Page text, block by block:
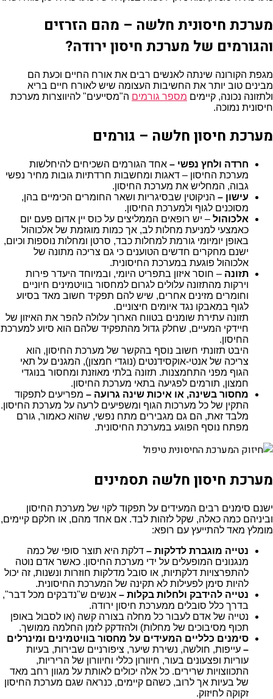
מערכת חיסונית חלשה – מהם הזרזים
והגורמים של מערכת חיסון ירודה?
מגפת הקורונה שינתה לאנשים רבים את אורח החיים וכעת הם
מבינים טוב יותר את החשיבות העצומה שיש לאורח חיים בריא
ולתזונה נכונה, קיימים מספר גורמים ה"מסייעים" להיווצרות מערכת
חיסונית נמוכה.
מערכת חיסון חלשה – גורמים
חרדה ולחץ נפשי – אחד הגורמים השכיחים להיחלשות
מערכת החיסון – דאגות ומחשבות חרדתיות גובות מחיר נפשי
גבוה, המחליש את מערכת החיסון.
עישון – הניקוטין שבסיגריות ושאר החומרים הכימיים בהן,
מסוכנים לגוף ולמערכת החיסון.
אלכוהול – יש רופאים הממליצים על כוס יין אדום פעם יום
כאמצעי למניעת מחלות לב, אך כמות מוגזמת של אלכוהול
באופן יומיומי גורמת למחלות כבד, סרטן ומחלות נוספות וכיום,
ישנם מחקרים חדשים הטוענים כי גם צריכה מתונה של
אלכוהול פוגעת במערכת החיסונית.
תזונה – חוסר איזון בתפריט היומי, ובמיוחד היעדר פירות
וירקות מהתזונה עלולים לגרום למחסור בוויטמינים חיוניים
וחומרים מזינים אחרים, שיש להם תפקיד חשוב מאד בסיוע
לגוף במאבקו נגד איומים חיצוניים.
תזונה עתירת שומנים בטווח הארוך עלולה להפר את האיזון של
חיידקי המעיים, שחלק גדול מהתפקיד שלהם הוא סיוע למערכת
החיסון.
היבט תזונתי חשוב נוסף בהקשר של מערכת החיסון, הוא
צריכה של אנטי-אוקסידנטים (נוגדי חמצון), המגנים על תאי
הגוף מפני התחמצנות. תזונה בלתי מאוזנת ומחסור בנוגדי
חמצון, תורמים לפגיעה בתאי מערכת החיסון.
מחסור בשינה, או איכות שינה גרועה – מפריעים לתפקוד
התקין של כל מערכות הגוף ומשפיעים לרעה על מערכת החיסון.
מלבד זאת, הם גם מגבירים מתח נפשי, שהוא כאמור, גורם
מפתח נוסף הפוגע במערכת החיסונית.
מערכת חיסון חלשה תסמינים
ישנם סימנים רבים המעידים על תפקוד לקוי של מערכת החיסון
וביניהם כמה כאלה, שקל לזהות לבד. אם אחד מהם, או חלקם קיימים,
מומלץ מאד להתייעץ עם רופא:
נטייה מוגברת לדלקות – דלקת היא תוצר סופי של כמה
מנגנונים המופעלים על ידי מערכת החיסון. כאשר אדם נוטה
להתפרצויות דלקתיות, או סובל מדלקות חוזרות ונשנות, זה יכול
להיות סימן לפעילות לא תקינה של המערכת החיסונית.
נטייה להידבק ולחלות בקלות – אנשים ש"נדבקים מכל דבר",
בדרך כלל סובלים ממערכת חיסון ירודה.
נטייה של אדם לעבור כל מחלה בצורה קשה (או לסבול באופן
תכוף מסיבוכים של מחלות) ולהזדקק לזמן החלמה ממושך.
סימנים כלליים המעידים על מחסור בוויטמינים ומינרלים
– עייפות, חולשה, נשירת שיער, ציפורניים שבירות, בעיות
עוריות ופצעונים בעור, חיוורון כללי וחיוורון של הריריות,
התכווצויות שרירים. כל אלה יכולים לאותת על מגוון רחב מאד
של בעיות אך לרוב, כשהם קיימים, כנראה שגם מערכת החיסון
זקוקה לחיזוק.